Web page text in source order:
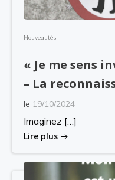
Nouveautés
« Je me sens
– La
le 19/10/2024
Imaginez […]
Lire plus